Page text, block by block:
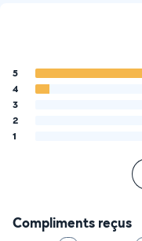
5
4
3
2
1
Compliments reçus